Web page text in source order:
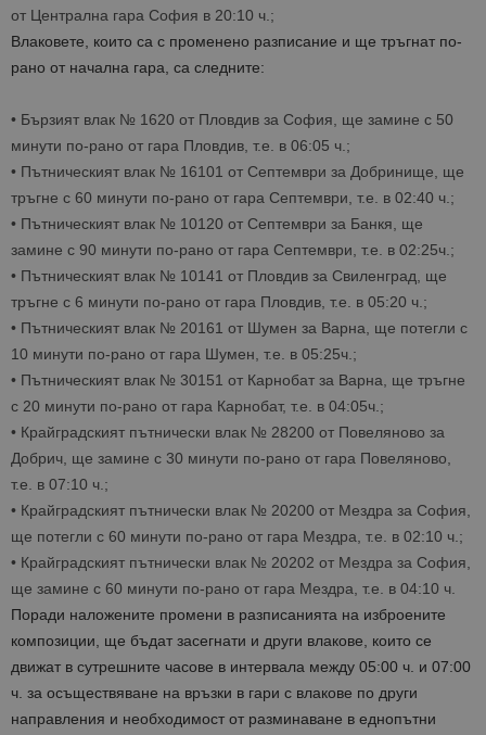
от Централна гара София в 20:10 ч.;
Влаковете, които са с променено разписание и ще тръгнат по-
рано от начална гара, са следните:
• Бързият влак № 1620 от Пловдив за София, ще замине с 50
минути по-рано от гара Пловдив, т.е. в 06:05 ч.;
• Пътническият влак № 16101 от Септември за Добринище, ще
тръгне с 60 минути по-рано от гара Септември, т.е. в 02:40 ч.;
• Пътническият влак № 10120 от Септември за Банкя, ще
замине с 90 минути по-рано от гара Септември, т.е. в 02:25ч.;
• Пътническият влак № 10141 от Пловдив за Свиленград, ще
тръгне с 6 минути по-рано от гара Пловдив, т.е. в 05:20 ч.;
• Пътническият влак № 20161 от Шумен за Варна, ще потегли с
10 минути по-рано от гара Шумен, т.е. в 05:25ч.;
• Пътническият влак № 30151 от Карнобат за Варна, ще тръгне
с 20 минути по-рано от гара Карнобат, т.е. в 04:05ч.;
• Крайградският пътнически влак № 28200 от Повеляново за
Добрич, ще замине с 30 минути по-рано от гара Повеляново,
т.е. в 07:10 ч.;
• Крайградският пътнически влак № 20200 от Мездра за София,
ще потегли с 60 минути по-рано от гара Мездра, т.е. в 02:10 ч.;
• Крайградският пътнически влак № 20202 от Мездра за София,
ще замине с 60 минути по-рано от гара Мездра, т.е. в 04:10 ч.
Поради наложените промени в разписанията на изброените
композиции, ще бъдат засегнати и други влакове, които се
движат в сутрешните часове в интервала между 05:00 ч. и 07:00
ч. за осъществяване на връзки в гари с влакове по други
направления и необходимост от разминаване в еднопътни